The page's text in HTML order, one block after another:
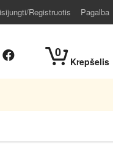
Registruotis Pagalba
0
Krepšelis